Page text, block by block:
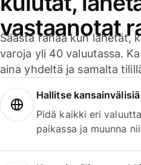
vastaanotat
Säästä rahaa kun lähetät,
varoja yli 40 valuutassa.
aina yhdeltä ja samalta
Hallitse
Pidä kaikki eri
paikassa ja muunna